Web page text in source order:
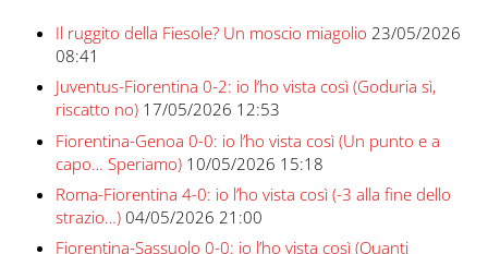
Il ruggito della Fiesole? Un moscio miagolio 23/05/2026
08:41
Juventus-Fiorentina 0-2: io l’ho vista così (Goduria sì,
riscatto no) 17/05/2026 12:53
Fiorentina-Genoa 0-0: io l’ho vista così (Un punto e a
capo… Speriamo) 10/05/2026 15:18
Roma-Fiorentina 4-0: io l’ho vista così (-3 alla fine dello
strazio…) 04/05/2026 21:00
Fiorentina-Sassuolo 0-0: io l’ho vista così (Quanti